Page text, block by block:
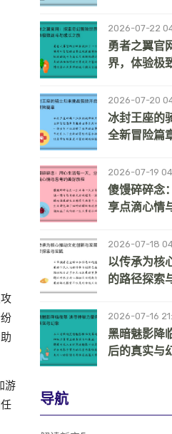
游
2026-07-22
勇者之翼官
界，体验极
2026-07-20
冰封王座的
全新冒险篇
2026-07-19
傻馒碎碎念
享点滴心情
2026-07-18
以传承为核
的路径探索
2026-07-16
黑暗魅影降
后的真实与
导航